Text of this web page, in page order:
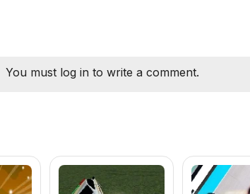
You must log in to write a comment.